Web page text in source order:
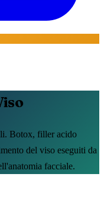
Botox, filler acido
del viso eseguiti da
facciale.